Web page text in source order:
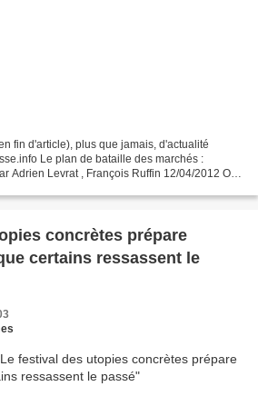
fin d'article), plus que jamais, d'actualité
Le plan de bataille des marchés :
Adrien Levrat , François Ruffin 12/04/2012 On
concrètes prépare
certains ressassent le